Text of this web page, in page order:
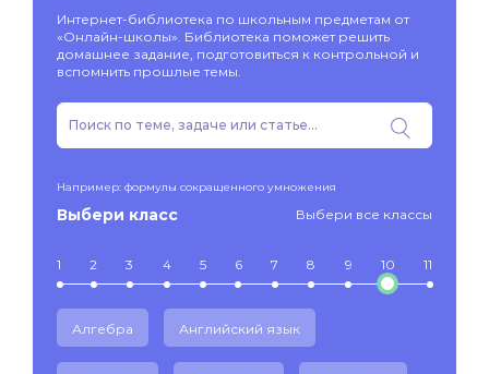
Интернет-библиотека по школьным предметам от
«Онлайн-школы». Библиотека поможет решить
домашнее задание, подготовиться к контрольной и
вспомнить прошлые темы.
Например: формулы сокращенного умножения
Выбери класс Выбери все классы
1 2 3 4 5 6 7 8 9 10 11
Алгебра Английский язык